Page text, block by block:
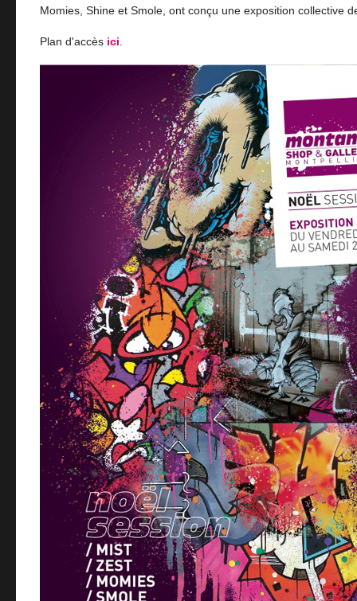
Momies, Shine et Smole, ont conçu une exposition collective
Plan d'accès ici.